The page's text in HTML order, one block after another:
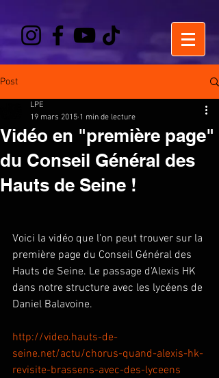
Post
Vidéo en "première page"
du Conseil Général des
Hauts de Seine !
LPE
19 mars 2015 1 min de lecture
Voici la vidéo que l'on peut trouver sur la
première page du Conseil Général des
Hauts de Seine. Le passage d'Alexis HK
dans notre structure avec les lycéens de
Daniel Balavoine.
http://video.hauts-de-
seine.net/actu/chorus-quand-alexis-hk-
revisite-brassens-avec-des-lyceens